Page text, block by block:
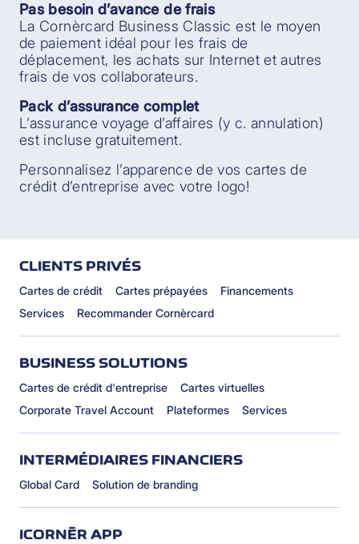
Pas besoin d’avance de frais
La Cornèrcard Business Classic est le moyen
de paiement idéal pour les frais de
déplacement, les achats sur Internet et autres
frais de vos collaborateurs.
Pack d’assurance complet
L’assurance voyage d’affaires (y c. annulation)
est incluse gratuitement.
Personnalisez l’apparence de vos cartes de
crédit d’entreprise avec votre logo!
CLIENTS PRIVÉS
Cartes de crédit Cartes prépayées
Financements
Services
Recommander Cornèrcard
BUSINESS SOLUTIONS
Cartes de crédit d'entreprise
Cartes virtuelles
Corporate Travel Account
Plateformes Services
INTERMÉDIAIRES FINANCIERS
Global Card Solution de branding
ICORNÈR APP